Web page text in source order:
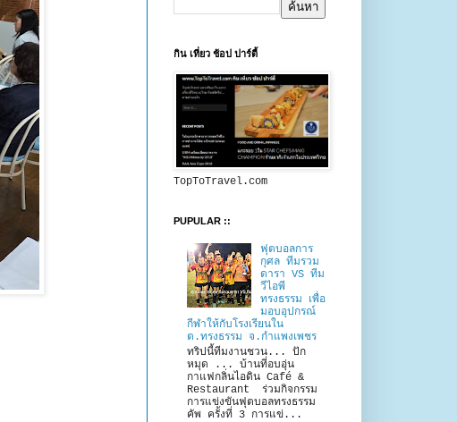
กิน เที่ยว ช้อป ปาร์ตี้
TopToTravel.com
PUPULAR ::
ฟุตบอลการ
กุศล ทีมรวม
ดารา VS ทีม
วีไอพี
ทรงธรรม เพื่อ
มอบอุปกรณ์
กีฬาให้กับโรงเรียนใน
ต.ทรงธรรม จ.กำแพงเพชร
ทริปนี้ทีมงานชวน... ปัก
หมุด ... บ้านที่อบอุ่น
กาแฟกลิ่นไอดิน Café &
Restaurant ร่วมกิจกรรม
การแข่งขันฟุตบอลทรงธรรม
คัพ ครั้งที่ 3 การแข่...